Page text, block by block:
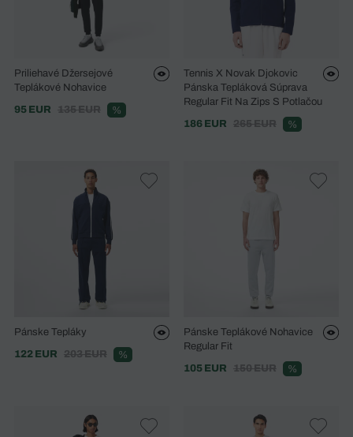
Priliehavé Džersejové
Teplákové Nohavice
95 EUR
135 EUR %
Tennis X Novak Djokovic
Pánska Tepláková Súprava
Regular Fit Na Zips S Potlačou
186 EUR
265 EUR %
Pánske Tepláky
122 EUR
203 EUR %
Pánske Teplákové Nohavice
Regular Fit
105 EUR
150 EUR %